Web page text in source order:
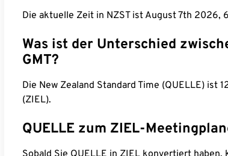
Die aktuelle Zeit in NZST ist August 7th 2026,
Was ist der Unterschied
GMT?
Die New Zealand Standard Time (QUELLE) ist
(ZIEL).
QUELLE zum ZIEL-